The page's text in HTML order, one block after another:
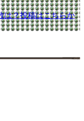
は？投稿はこちらか